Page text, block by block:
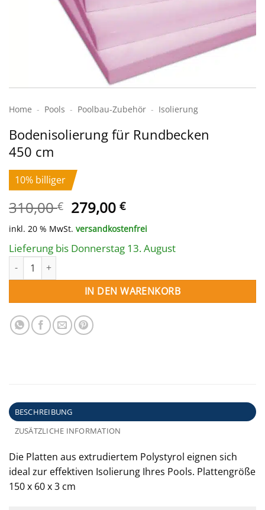
Home - Pools - Poolbau-Zubehör - Isolierung
Bodenisolierung für Rundbecken
450 cm
10% billiger
310,00€ Ursprünglicher
Preis
war:
310,00 €
279,00€Aktueller
Preis
ist:
279,00 €.
inkl. 20 % MwSt. versandkostenfrei
Lieferung bis Donnerstag 13. August
Bodenisolierung für Rundbecken 450 cm Menge
IN DEN WARENKORB
BESCHREIBUNG
ZUSÄTZLICHE INFORMATION
Die Platten aus extrudiertem Polystyrol eignen sich
ideal zur effektiven Isolierung Ihres Pools. Plattengröße
150 x 60 x 3 cm